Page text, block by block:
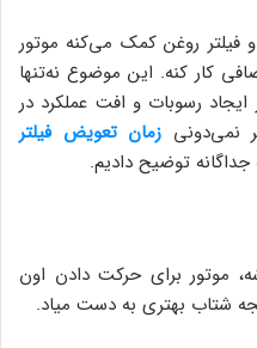
فیلتر روغن کمک می‌کنه موتور
کار کنه. این موضوع نه‌تنها
ایجاد رسوبات و افت عملکرد در
نمی‌دونی زمان تعویض فیلتر
جداگانه توضیح دادیم.
موتور برای حرکت دادن اون
شتاب بهتری به دست میاد.